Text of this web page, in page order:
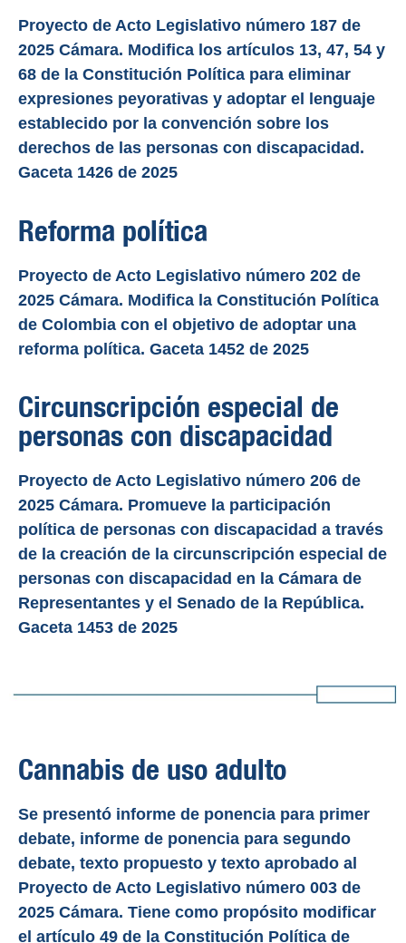
Proyecto de Acto Legislativo número 187 de
2025 Cámara. Modifica los artículos 13, 47, 54 y
68 de la Constitución Política para eliminar
expresiones peyorativas y adoptar el lenguaje
establecido por la convención sobre los
derechos de las personas con discapacidad.
Gaceta 1426 de 2025
Reforma política
Proyecto de Acto Legislativo número 202 de
2025 Cámara. Modifica la Constitución Política
de Colombia con el objetivo de adoptar una
reforma política. Gaceta 1452 de 2025
Circunscripción especial de
personas con discapacidad
Proyecto de Acto Legislativo número 206 de
2025 Cámara. Promueve la participación
política de personas con discapacidad a través
de la creación de la circunscripción especial de
personas con discapacidad en la Cámara de
Representantes y el Senado de la República.
Gaceta 1453 de 2025
Cannabis de uso adulto
Se presentó informe de ponencia para primer
debate, informe de ponencia para segundo
debate, texto propuesto y texto aprobado al
Proyecto de Acto Legislativo número 003 de
2025 Cámara. Tiene como propósito modificar
el artículo 49 de la Constitución Política de